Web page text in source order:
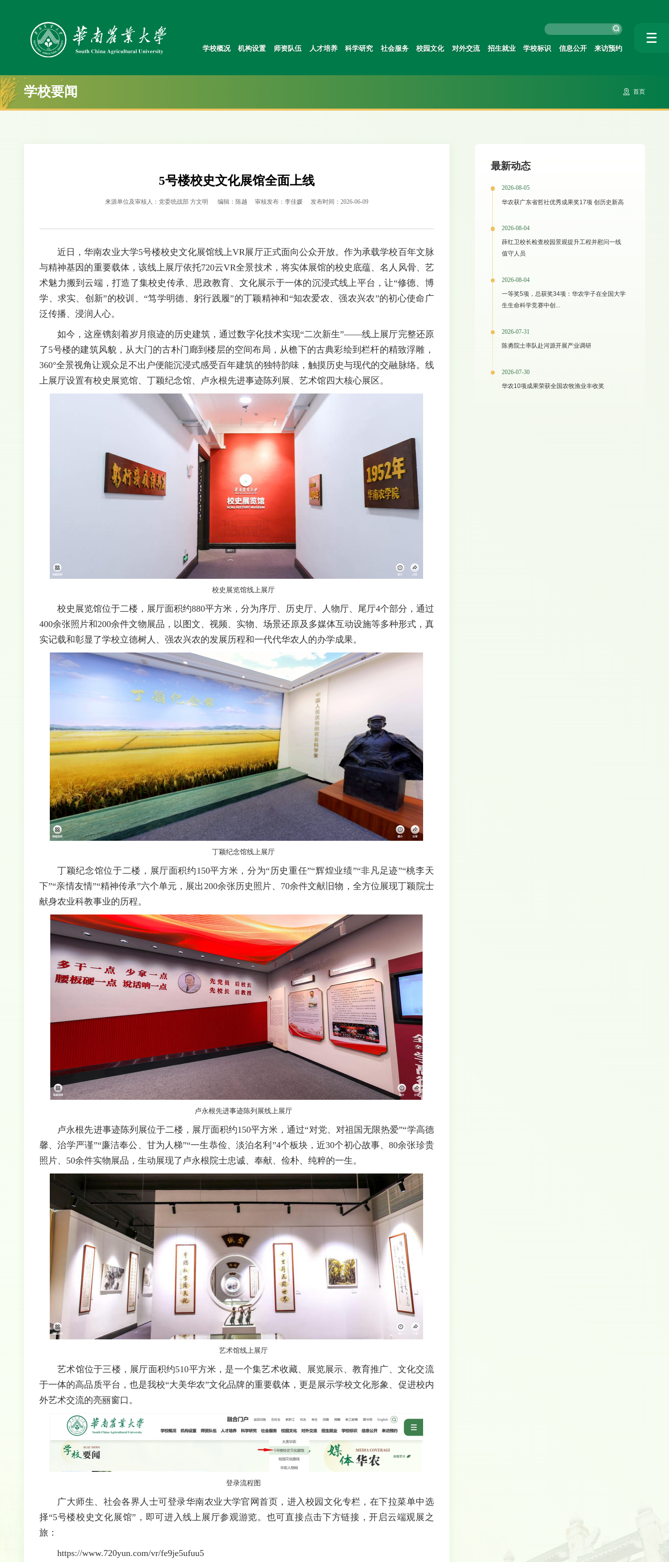
学校概况 机构设置 师资队伍 人才培养 科学研究 社会服务 校园文化 对外交流 招生就业 学校标识 信息公开 来访预约
学校要闻 首页
5号楼校史文化展馆全面上线
来源单位及审核人：党委统战部 方文明 编辑：陈越 审核发布：李佳媛 发布时间：2026-06-09
近日，华南农业大学5号楼校史文化展馆线上VR展厅正式面向公众开放。作为承载学校百年文脉
与精神基因的重要载体，该线上展厅依托720云VR全景技术，将实体展馆的校史底蕴、名人风骨、艺
术魅力搬到云端，打造了集校史传承、思政教育、文化展示于一体的沉浸式线上平台，让“修德、博
学、求实、创新”的校训、“笃学明德、躬行践履”的丁颖精神和“知农爱农、强农兴农”的初心使命广
泛传播、浸润人心。
如今，这座镌刻着岁月痕迹的历史建筑，通过数字化技术实现“二次新生”——线上展厅完整还原
了5号楼的建筑风貌，从大门的古朴门廊到楼层的空间布局，从檐下的古典彩绘到栏杆的精致浮雕，
360°全景视角让观众足不出户便能沉浸式感受百年建筑的独特韵味，触摸历史与现代的交融脉络。线
上展厅设置有校史展览馆、丁颖纪念馆、卢永根先进事迹陈列展、艺术馆四大核心展区。
校史展览馆线上展厅
校史展览馆位于二楼，展厅面积约880平方米，分为序厅、历史厅、人物厅、尾厅4个部分，通过
400余张照片和200余件文物展品，以图文、视频、实物、场景还原及多媒体互动设施等多种形式，真
实记载和彰显了学校立德树人、强农兴农的发展历程和一代代华农人的办学成果。
丁颖纪念馆线上展厅
丁颖纪念馆位于二楼，展厅面积约150平方米，分为“历史重任”“辉煌业绩”“非凡足迹”“桃李天
下”“亲情友情”“精神传承”六个单元，展出200余张历史照片、70余件文献旧物，全方位展现丁颖院士
献身农业科教事业的历程。
卢永根先进事迹陈列展线上展厅
卢永根先进事迹陈列展位于二楼，展厅面积约150平方米，通过“对党、对祖国无限热爱”“学高德
馨、治学严谨”“廉洁奉公、甘为人梯”“一生恭俭、淡泊名利”4个板块，近30个初心故事、80余张珍贵
照片、50余件实物展品，生动展现了卢永根院士忠诚、奉献、俭朴、纯粹的一生。
艺术馆线上展厅
艺术馆位于三楼，展厅面积约510平方米，是一个集艺术收藏、展览展示、教育推广、文化交流
于一体的高品质平台，也是我校“大美华农”文化品牌的重要载体，更是展示学校文化形象、促进校内
外艺术交流的亮丽窗口。
登录流程图
广大师生、社会各界人士可登录华南农业大学官网首页，进入校园文化专栏，在下拉菜单中选
择“5号楼校史文化展馆”，即可进入线上展厅参观游览。 也可直接点击下方链接，开启云端观展之
旅：
https://www.720yun.com/vr/fe9je5ufuu5
最新动态
2026-08-05
华农获广东省哲社优秀成果奖17项 创历史新高
2026-08-04
薛红卫校长检查校园景观提升工程并慰问一线
值守人员
2026-08-04
一等奖5项，总获奖34项：华农学子在全国大学
生生命科学竞赛中创...
2026-07-31
陈勇院士率队赴河源开展产业调研
2026-07-30
华农10项成果荣获全国农牧渔业丰收奖